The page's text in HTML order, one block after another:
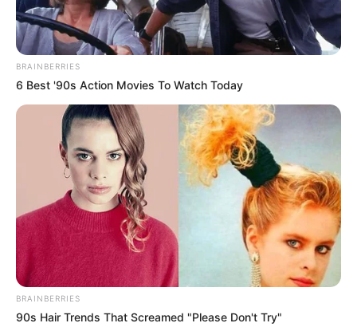
E nélkül a volt miniszterelnök vélhetően továbbra is
az ellenzéki pozícióból gyakorolja a politikai
irányítást. A feltételezésre egyből reagáltak a
pénzpiacok is, a forint árfolyama esni kezdett.
Fontos megjegyezni, hogy ezt az értesülést még
egyik párt sem erősítette meg, ezért érdemes
fenntartásokkal kezelni.
BRAINBERRIES
6 Best '90s Action Movies To Watch Today
BRAINBERRIES
90s Hair Trends That Screamed "Please Don't Try"